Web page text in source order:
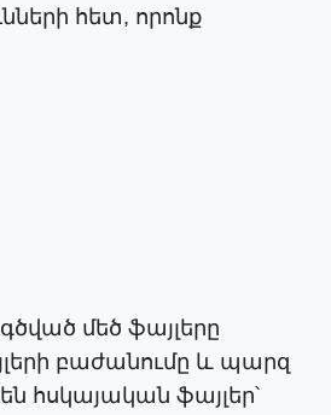
հետ, որոնք
մեծ ֆայլերը
բաժանումը և պարզ
հսկայական ֆայլեր՝